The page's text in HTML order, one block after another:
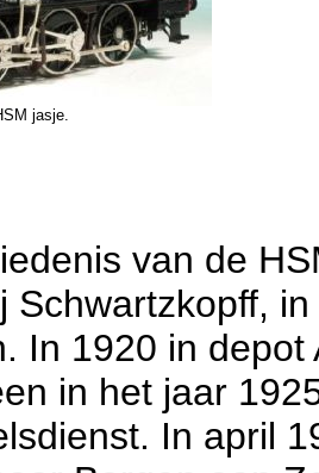
jasje.
van de
Schwartzkopff,
In 1920 in
in het jaar
In april